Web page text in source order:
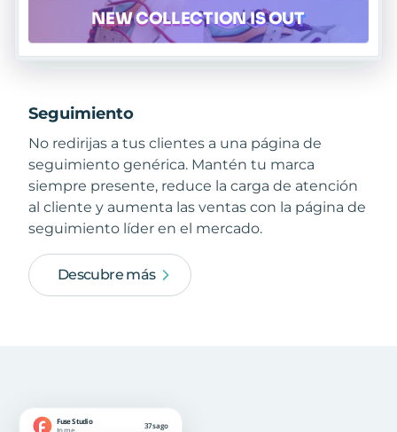
Seguimiento
No redirijas a tus clientes a una página de
seguimiento genérica. Mantén tu marca
siempre presente, reduce la carga de atención
al cliente y aumenta las ventas con la página de
seguimiento líder en el mercado.
Descubre más